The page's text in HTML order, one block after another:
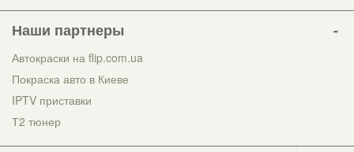
Наши партнеры
Автокраски на flip.com.ua
Покраска авто в Киеве
IPTV приставки
Т2 тюнер